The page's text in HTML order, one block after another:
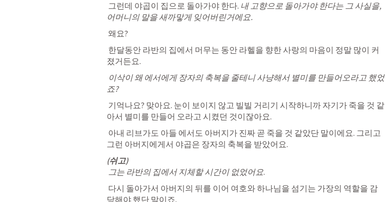
그런데 야곱이 집으로 돌아가야 한다. 내 고향으로 돌아가야 한다는 그 사실을,
어머니의 말을 새까맣게 잊어버린거에요.
왜요?
한달동안 라반의 집에서 머무는 동안 라헬을 향한 사랑의 마음이 정말 많이 커
졌거든요.
죠?
기억나요? 맞아요. 눈이 보이지 않고 빌빌 거리기 시작하니까 자기가 죽을 것 같
아서 별미를 만들어 오라고 시켰던 것이잖아요.
아내 리브가도 아들 에서도 아버지가 진짜 곧 죽을 것 같았단 말이에요. 그리고
그런 아버지에게서 야곱은 장자의 축복을 받았어요.
(쉬고)
그는 라반의 집에서 지체할 시간이 없었어요.
다시 돌아가서 아버지의 뒤를 이어 여호와 하나님을 섬기는 가장의 역할을 감
당해야 했단 말이죠.